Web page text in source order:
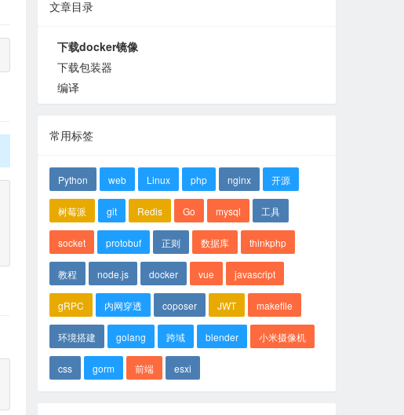
文章目录
下载docker镜像
下载包装器
编译
常用标签
Python web Linux php nginx 开源
树莓派 git Redis Go mysql 工具
socket protobuf 正则 数据库 thinkphp
教程 node.js docker vue javascript
gRPC 内网穿透 coposer JWT makefile
环境搭建 golang 跨域 blender 小米摄像机
css gorm 前端 esxi